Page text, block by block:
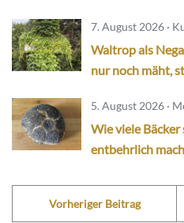
7. August 2026 ·
Waltrop als
nur noch mäht,
5. August 2026 ·
Wie viele Bäcker
entbehrlich
Vorheriger Beitrag